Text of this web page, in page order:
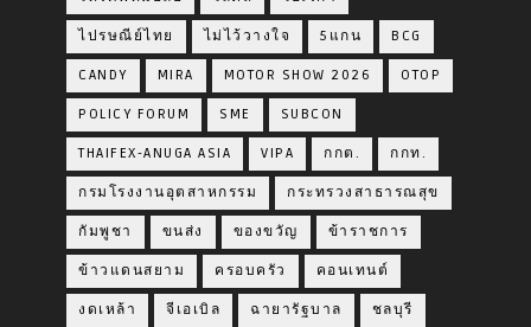
ไปรษณีย์ไทย ไม่ไว้วางใจ 5แกน BCG
CANDY MIRA MOTOR SHOW 2026 OTOP
POLICY FORUM SME SUBCON
THAIFEX-ANUGA ASIA VIPA กกต. กกท.
กรมโรงงานอุตสาหกรรม กระทรวงสาธารณสุข
กัมพูชา ขนส่ง ของขวัญ ข้าราชการ
ข้าวแดนสยาม ครอบครัว คอนเทนต์
งดเหล้า จีเอเบิล ฉายารัฐบาล ชลบุรี